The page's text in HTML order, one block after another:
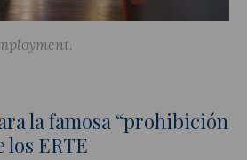
and Articles
la famosa “prohibición
los ERTE